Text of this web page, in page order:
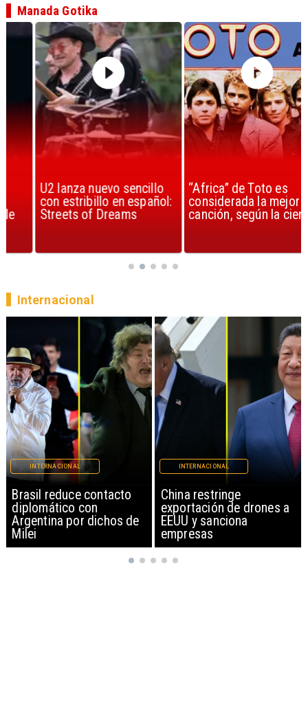
U2 lanza nuevo sencillo
con estribillo en español:
Streets of Dreams
“Africa” de Toto es
considerada la mejor
canción, según la ciencia
Manada Gotika
China restringe
exportación de drones a
EEUU y sanciona
empresas
INTERNACIONAL
Papa León XIV anuncia
gira por Sudamérica
INTERNACIONAL
Internacional